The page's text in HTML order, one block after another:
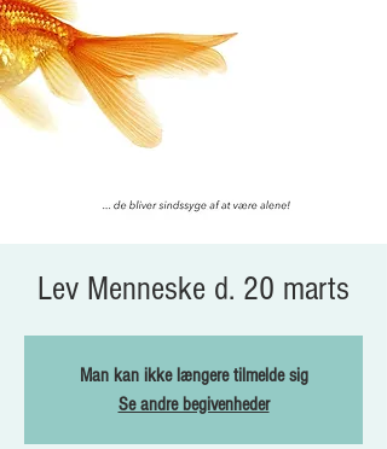
Lev Menneske d. 20 marts
Man kan ikke længere tilmelde sig
Se andre begivenheder